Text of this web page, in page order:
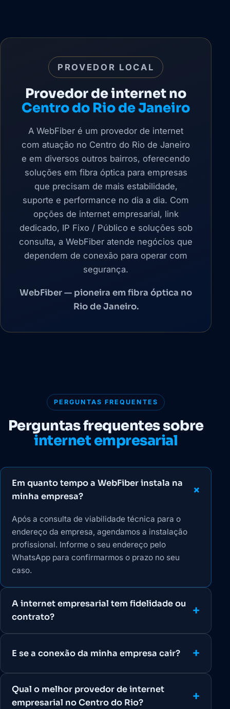
PROVEDOR LOCAL
Provedor de internet no
Centro do Rio de Janeiro
A WebFiber é um provedor de internet
com atuação no Centro do Rio de Janeiro
e em diversos outros bairros, oferecendo
soluções em fibra óptica para empresas
que precisam de mais estabilidade,
suporte e performance no dia a dia. Com
opções de internet empresarial, link
dedicado, IP Fixo / Público e soluções sob
consulta, a WebFiber atende negócios que
dependem de conexão para operar com
segurança.
WebFiber — pioneira em fibra óptica no
Rio de Janeiro.
PERGUNTAS FREQUENTES
Perguntas frequentes sobre
internet empresarial
Em quanto tempo a WebFiber instala na
minha empresa?
Após a consulta de viabilidade técnica para o
endereço da empresa, agendamos a instalação
profissional. Informe o seu endereço pelo
WhatsApp para confirmarmos o prazo no seu
caso.
A internet empresarial tem fidelidade ou
contrato?
E se a conexão da minha empresa cair?
Qual o melhor provedor de internet
empresarial no Centro do Rio?